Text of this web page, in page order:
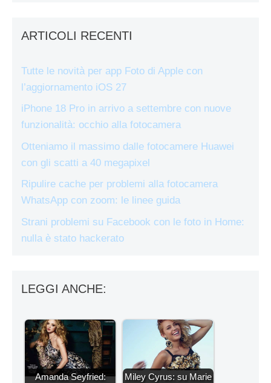
ARTICOLI RECENTI
Tutte le novità per app Foto di Apple con
l’aggiornamento iOS 27
iPhone 18 Pro in arrivo a settembre con nuove
funzionalità: occhio alla fotocamera
Otteniamo il massimo dalle fotocamere Huawei
con gli scatti a 40 megapixel
Ripulire cache per problemi alla fotocamera
WhatsApp con zoom: le linee guida
Strani problemi su Facebook con le foto in Home:
nulla è stato hackerato
LEGGI ANCHE:
Amanda Seyfried:
Miley Cyrus: su Marie